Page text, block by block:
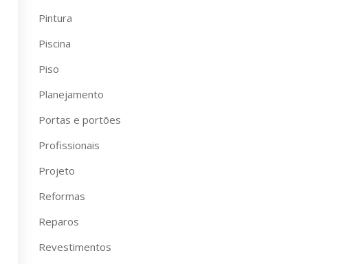
Pintura
Piscina
Piso
Planejamento
Portas e portões
Profissionais
Projeto
Reformas
Reparos
Revestimentos